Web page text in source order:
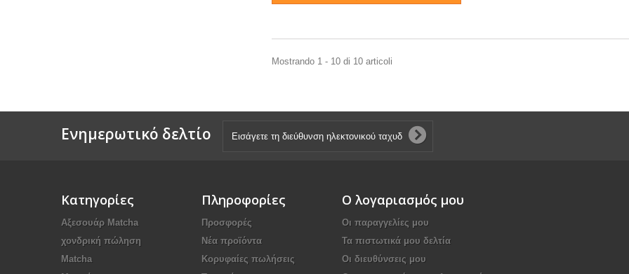
Mostrando 1 - 10 di 10 articoli
Ενημερωτικό δελτίο
Κατηγορίες
Αξεσουάρ Μatcha
χονδρική πώληση
Matcha
Πληροφορίες
Προσφορές
Νέα προϊόντα
Κορυφαίες πωλήσεις
Ο λογαριασμός μου
Οι παραγγελίες μου
Τα πιστωτικά μου δελτία
Οι διευθύνσεις μου